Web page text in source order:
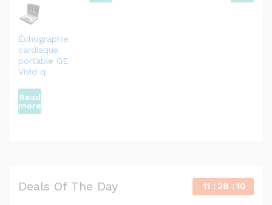
Échographie
cardiaque
portable GE
Vivid q
Read
more
Deals Of The Day 11 28 10